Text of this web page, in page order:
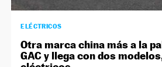
ELÉCTRICOS
Otra marca china más a la
GAC y llega con dos